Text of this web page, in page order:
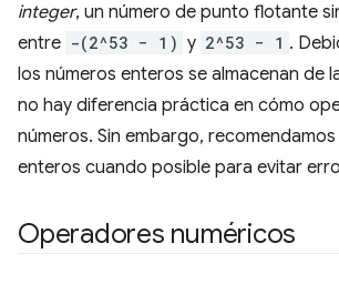
integer, un número de punto flotante
entre -(2^53 − 1) y 2^53 − 1 .
los números enteros se almacenan de
no hay diferencia práctica en cómo
números. Sin embargo,
enteros cuando posible para evitar
Operadores numéricos